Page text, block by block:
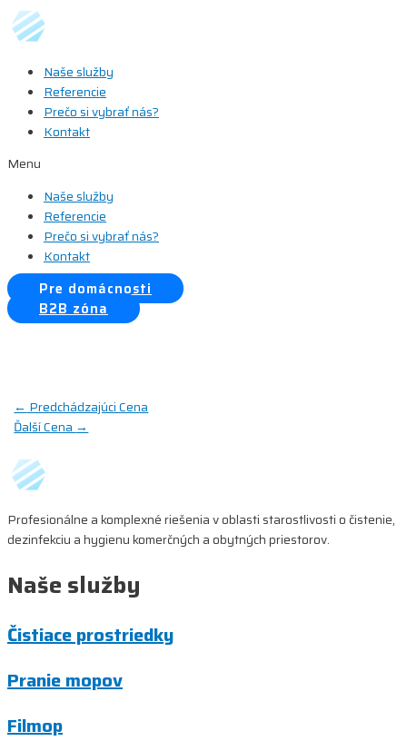
Preskočiť
na
Naše služby
Referencie
Prečo si vybrať nás?
Kontakt
Menu
Naše služby
Referencie
Prečo si vybrať nás?
Kontakt
Pre domácnosti
B2B zóna
Navigácia
článku
← Predchádzajúci Cena
Ďalší Cena →
Profesionálne a komplexné riešenia v oblasti starostlivosti o čistenie,
dezinfekciu a hygienu komerčných a obytných priestorov.
Naše služby
Čistiace prostriedky
Pranie mopov
Filmop